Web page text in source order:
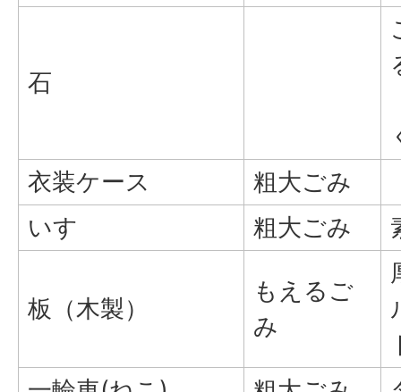
石
衣装ケース
粗大ごみ
いす
粗大ごみ
板（木製）
もえるご
み